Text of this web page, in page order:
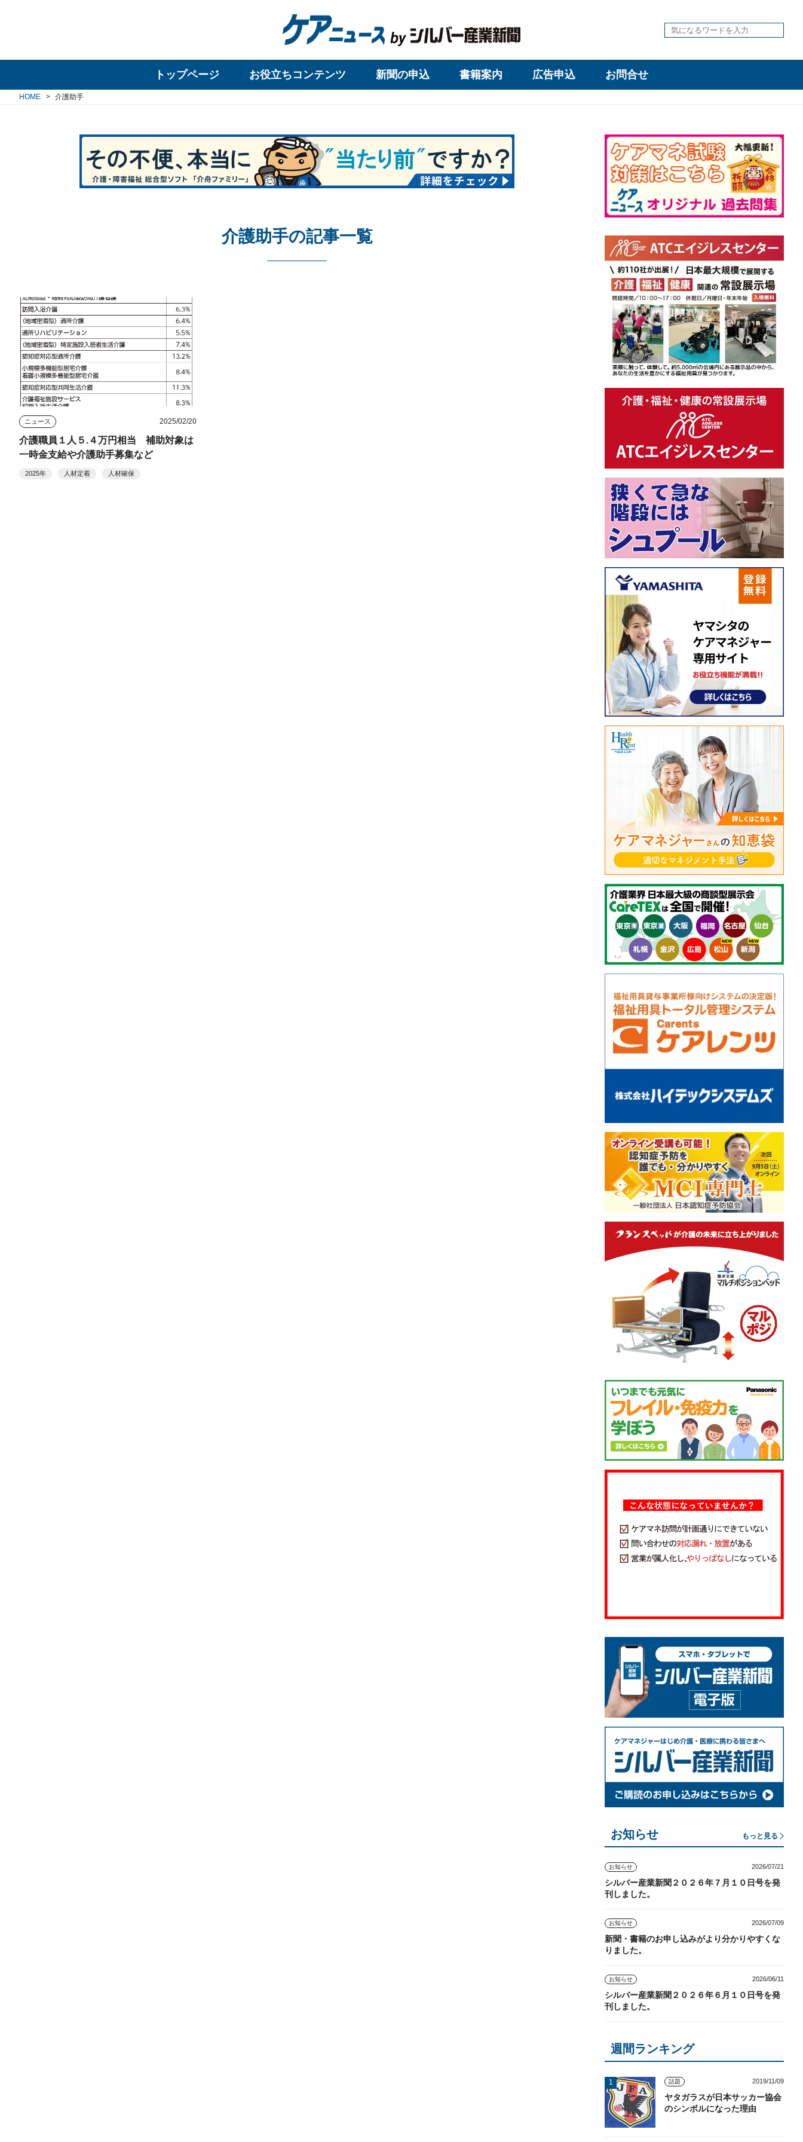
トップページ お役立ちコンテンツ 新聞の申込 書籍案内 広告申込 お問合せ
HOME 介護助手
介護助手の記事一覧
ニュース 2025/02/20
介護職員１人５.４万円相当 補助対象は
一時金支給や介護助手募集など
2025年 人材定着 人材確保
お知らせ もっと見る
お知らせ 2026/07/21
シルバー産業新聞２０２６年７月１０日号を発
刊しました。
お知らせ 2026/07/09
新聞・書籍のお申し込みがより分かりやすくな
りました。
お知らせ 2026/06/11
シルバー産業新聞２０２６年６月１０日号を発
刊しました。
週間ランキング
話題 2019/11/09
ヤタガラスが日本サッカー協会
のシンボルになった理由